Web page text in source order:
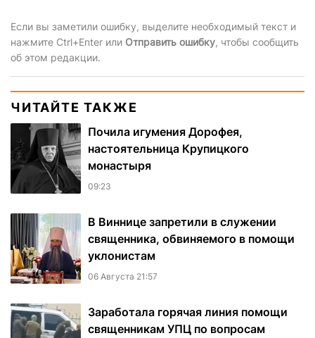
Если вы заметили ошибку, выделите необходимый текст и
нажмите Ctrl+Enter или Отправить ошибку, чтобы сообщить
об этом редакции.
ЧИТАЙТЕ ТАКЖЕ
Почила игумения Дорофея,
настоятельница Крупицкого
монастыря
09:23
В Виннице запретили в служении
священника, обвиняемого в помощи
уклонистам
06 Августа 21:57
Заработала горячая линия помощи
священникам УПЦ по вопросам